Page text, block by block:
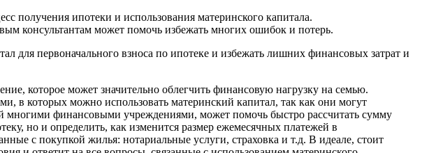
получения ипотеки и использования материнского капитала.
консультантам может помочь избежать многих ошибок и потерь.
для первоначального взноса по ипотеке и избежать лишних финансовых затрат и
которое может значительно облегчить финансовую нагрузку на семью.
в которых можно использовать материнский капитал, так как они могут
многими финансовыми учреждениями, может помочь быстро рассчитать сумму
но и определить, как изменится размер ежемесячных платежей в
с покупкой жилья: нотариальные услуги, страховка и т.д. В идеале, стоит